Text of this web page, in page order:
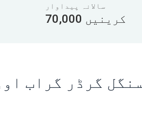
سالانہ پیداوار
70,000 کرینیں
گرڈر گراب